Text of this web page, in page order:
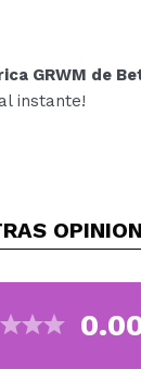
GRWM de
instante!
contigo,